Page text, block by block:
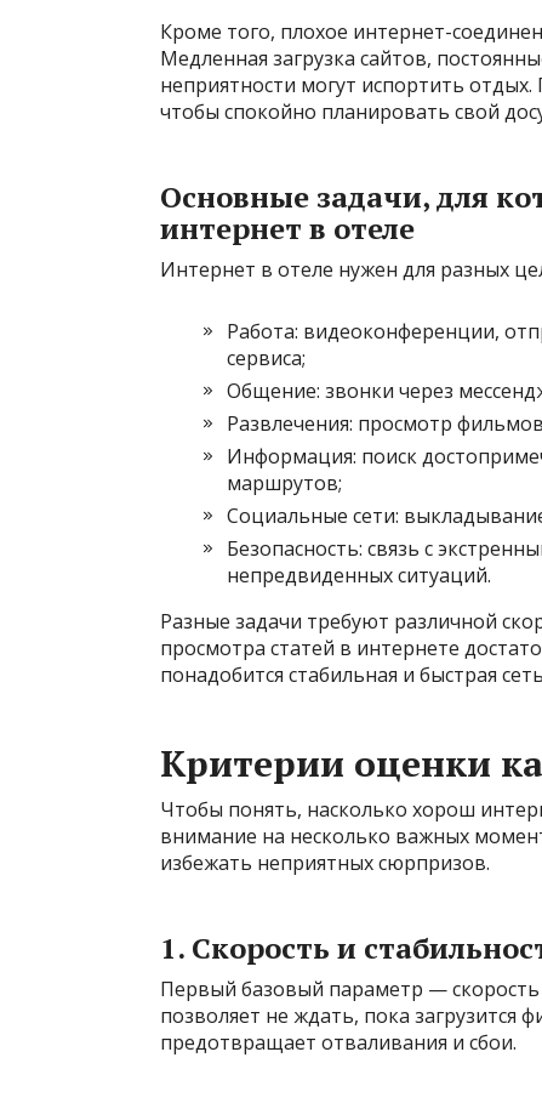
Кроме того, плохое интернет-
Медленная загрузка сайтов,
неприятности могут испортить
чтобы спокойно планировать свой
Основные задачи, для
интернет в отеле
Интернет в отеле нужен для разных
Работа: видеоконференции,
сервиса;
Общение: звонки через
Развлечения: просмотр
Информация: поиск
маршрутов;
Социальные сети:
Безопасность: связь с
непредвиденных ситуаций.
Разные задачи требуют различной
просмотра статей в интернете
понадобится стабильная и быстрая
Критерии оценки
Чтобы понять, насколько хорош
внимание на несколько важных
избежать неприятных сюрпризов.
1. Скорость и
Первый базовый параметр — скорость
позволяет не ждать, пока загрузится
предотвращает отваливания и сбои.